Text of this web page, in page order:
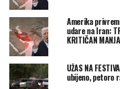
Amerika
udare na Iran:
KRITIČAN
UŽAS NA
ubijeno, petoro